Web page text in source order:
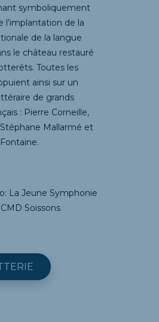
symboliquement
l’implantation de la
de la langue
le château restauré
Toutes les
ainsi sur un
de grands
: Pierre Corneille,
Mallarmé et
La Jeune Symphonie
CMD Soissons